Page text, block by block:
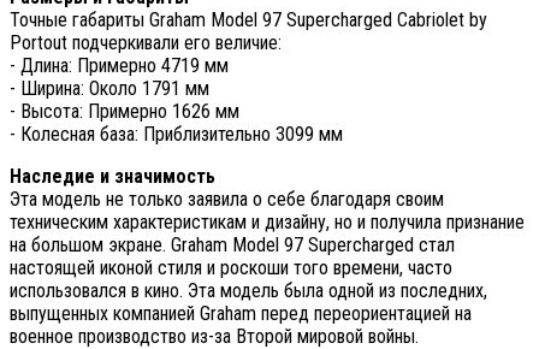
Точные габариты Graham Model 97 Supercharged Cabriolet by
Portout подчеркивали его величие:
- Длина: Примерно 4719 мм
- Ширина: Около 1791 мм
- Высота: Примерно 1626 мм
- Колесная база: Приблизительно 3099 мм
Наследие и значимость
Эта модель не только заявила о себе благодаря своим
техническим характеристикам и дизайну, но и получила признание
на большом экране. Graham Model 97 Supercharged стал
настоящей иконой стиля и роскоши того времени, часто
использовался в кино. Эта модель была одной из последних,
выпущенных компанией Graham перед переориентацией на
военное производство из-за Второй мировой войны.